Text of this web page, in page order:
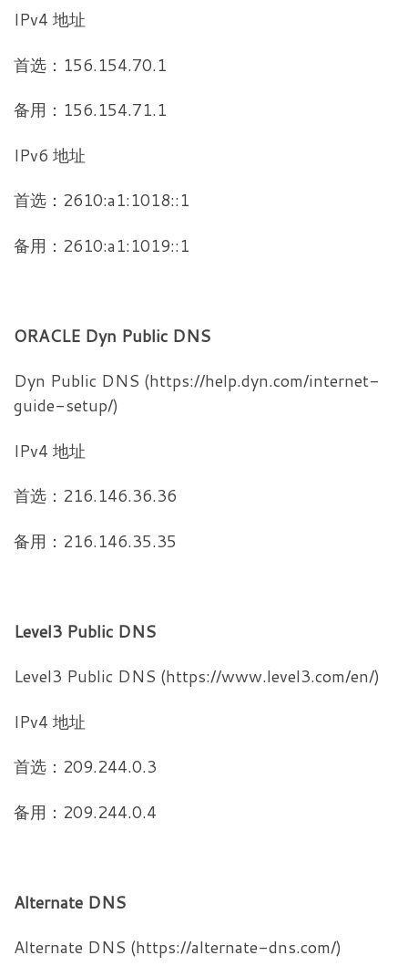
IPv4 地址
首选：156.154.70.1
备用：156.154.71.1
IPv6 地址
首选：2610:a1:1018::1
备用：2610:a1:1019::1
ORACLE Dyn Public DNS
Dyn Public DNS (https://help.dyn.com/internet-
guide-setup/)
IPv4 地址
首选：216.146.36.36
备用：216.146.35.35
Level3 Public DNS
Level3 Public DNS (https://www.level3.com/en/)
IPv4 地址
首选：209.244.0.3
备用：209.244.0.4
Alternate DNS
Alternate DNS (https://alternate-dns.com/)